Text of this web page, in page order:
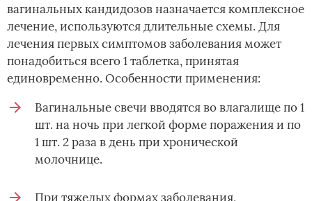
вагинальных кандидозов назначается комплексное
лечение, используются длительные схемы. Для
лечения первых симптомов заболевания может
понадобиться всего 1 таблетка, принятая
единовременно. Особенности применения:
Вагинальные свечи вводятся во влагалище по 1
шт. на ночь при легкой форме поражения и по
1 шт. 2 раза в день при хронической
молочнице.
При тяжелых формах заболевания,